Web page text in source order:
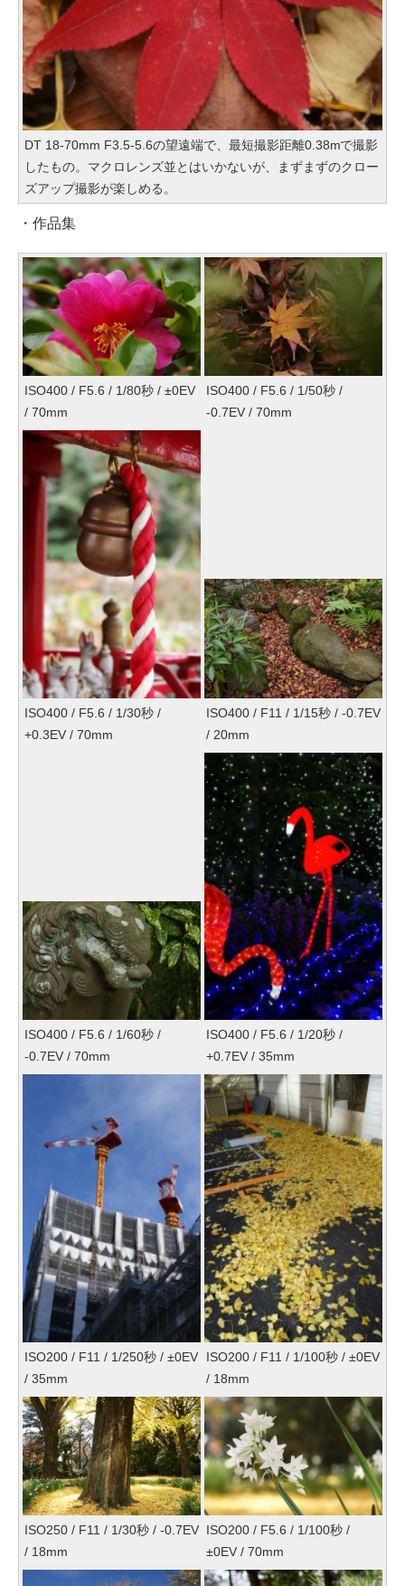
DT 18-70mm F3.5-5.6の望遠端で、最短撮影距離0.38mで撮影
したもの。マクロレンズ並とはいかないが、まずまずのクロー
ズアップ撮影が楽しめる。
・作品集
ISO400 / F5.6 / 1/80秒 / ±0EV
/ 70mm
ISO400 / F5.6 / 1/50秒 /
-0.7EV / 70mm
ISO400 / F5.6 / 1/30秒 /
+0.3EV / 70mm
ISO400 / F11 / 1/15秒 / -0.7EV
/ 20mm
ISO400 / F5.6 / 1/60秒 /
-0.7EV / 70mm
ISO400 / F5.6 / 1/20秒 /
+0.7EV / 35mm
ISO200 / F11 / 1/250秒 / ±0EV
/ 35mm
ISO200 / F11 / 1/100秒 / ±0EV
/ 18mm
ISO250 / F11 / 1/30秒 / -0.7EV
/ 18mm
ISO200 / F5.6 / 1/100秒 /
±0EV / 70mm